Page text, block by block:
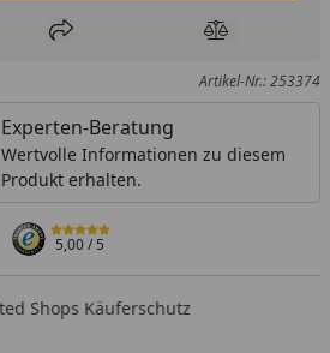
Wunschliste hinzufügen
Teilen Produkt
Artikel-Nr.: 253374
Experten-Beratung
Wertvolle Informationen zu diesem
Produkt erhalten.
5,00/ 5
Shops Käuferschutz